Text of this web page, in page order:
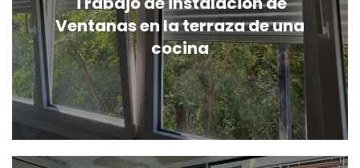
Ventanas en la terraza de una
cocina